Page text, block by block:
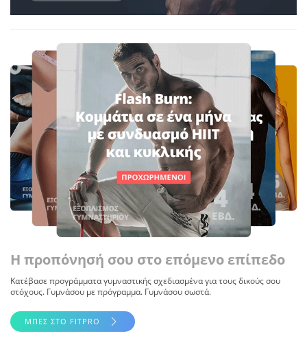
Η προπόνησή σου στο επόμενο επίπεδο
Κατέβασε προγράμματα γυμναστικής σχεδιασμένα για τους δικούς σου
στόχους. Γυμνάσου με πρόγραμμα. Γυμνάσου σωστά.
ΜΠΕΣ ΣΤΟ FITPRO